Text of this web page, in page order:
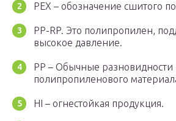
PEX – обозначение сшитого
PP-RP. Это полипропилен,
высокое давление.
PP – Обычные разновидности
полипропиленового
HI – огнестойкая продукция.